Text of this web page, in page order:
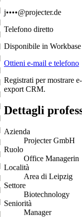
j••••@projecter.de
Telefono diretto
Disponibile in Workbase
Ottieni e-mail e telefono
Registrati per mostrare
export CRM.
Dettagli
Azienda
Projecter GmbH
Ruolo
Office Managerin
Località
Area di Leipzig
Settore
Biotechnology
Seniorità
Manager